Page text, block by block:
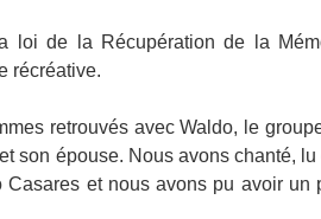
loi de la Récupération de la
récréative.
retrouvés avec Waldo, le
son épouse. Nous avons chanté, lu
Casares et nous avons pu avoir un